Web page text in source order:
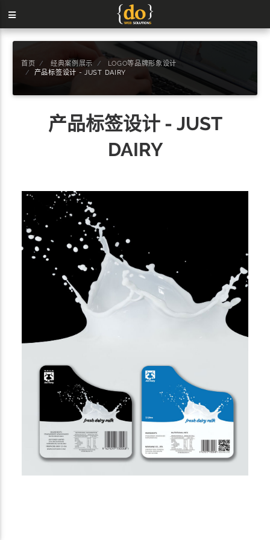
首页 经典案例展示
LOGO等品牌形象设计
产品标签设计 - JUST DAIRY
产品标签设计 - JUST
DAIRY